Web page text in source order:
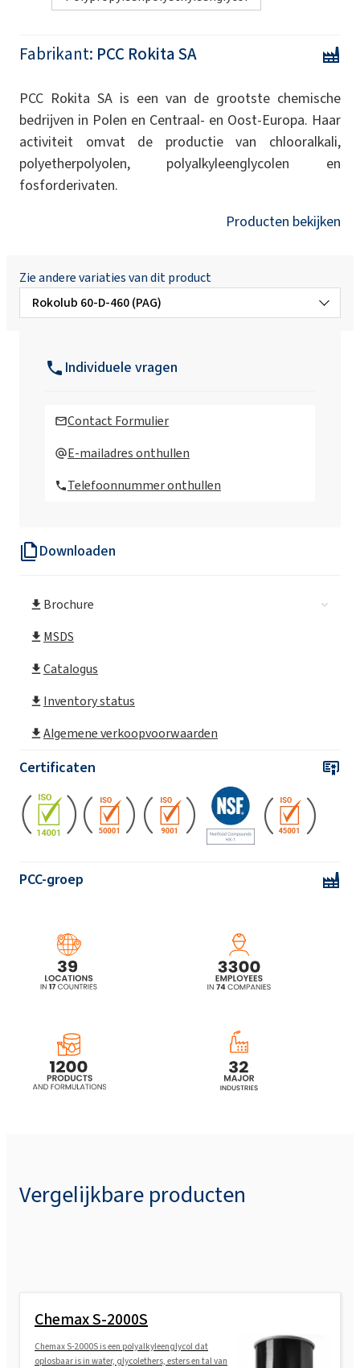
Downloaden
Brochure
MSDS
Catalogus
Inventory status
Algemene verkoopvoorwaarden
Certificaten
PCC-groep
Fabrikant: PCC Rokita SA
PCC Rokita SA is een van de grootste chemische
bedrijven in Polen en Centraal- en Oost-Europa. Haar
activiteit omvat de productie van chlooralkali,
polyetherpolyolen, polyalkyleenglycolen en
fosforderivaten.
Producten bekijken
Zie andere variaties van dit product
Rokolub 60-D-460 (PAG)
Rokolub 60-D-220 (PAG)
Rokolub 60-D-68 (PAG)
Individuele vragen
Contact Formulier
E-mailadres onthullen
Telefoonnummer onthullen
Vergelijkbare producten
Chemax S-2000S
Chemax S-2000S is een polyalkyleenglycol dat
oplosbaar is in water, glycolethers, esters en tal van